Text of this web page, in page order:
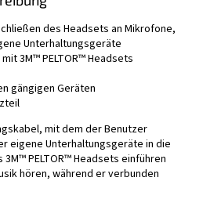
des Headsets an Mikrofone,
Unterhaltungsgeräte
3M™ PELTOR™ Headsets
gängigen Geräten
mit dem der Benutzer
eigene Unterhaltungsgeräte in die
PELTOR™ Headsets einführen
hören, während er verbunden